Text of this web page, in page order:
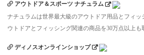
アウトドア＆スポーツ ナチュラム
ナチュラムは世界最大級のアウトドア用品とフィッ
ウトドアとフィッシング関連の商品を30万点以上も
ディノスオンラインショップ